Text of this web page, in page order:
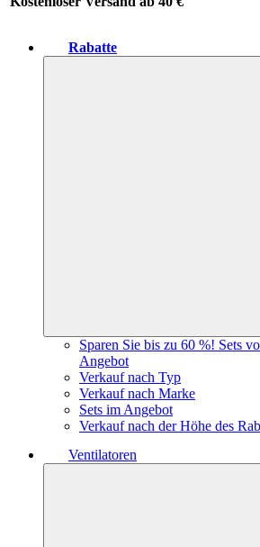
Rabatte
Sparen Sie bis zu 60 %! Sets
Angebot
Verkauf nach Typ
Verkauf nach Marke
Sets im Angebot
Verkauf nach der Höhe des
Ventilatoren